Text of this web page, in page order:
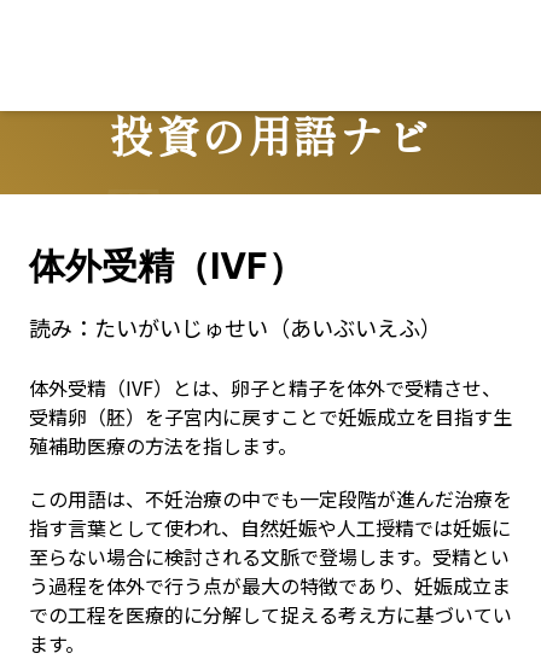
投資の用語ナビ
Terms
体外受精（IVF）
読み： たいがいじゅせい（あいぶいえふ）
体外受精（IVF）とは、卵子と精子を体外で受精させ、
受精卵（胚）を子宮内に戻すことで妊娠成立を目指す生
殖補助医療の方法を指します。
この用語は、不妊治療の中でも一定段階が進んだ治療を
指す言葉として使われ、自然妊娠や人工授精では妊娠に
至らない場合に検討される文脈で登場します。受精とい
う過程を体外で行う点が最大の特徴であり、妊娠成立ま
での工程を医療的に分解して捉える考え方に基づいてい
ます。